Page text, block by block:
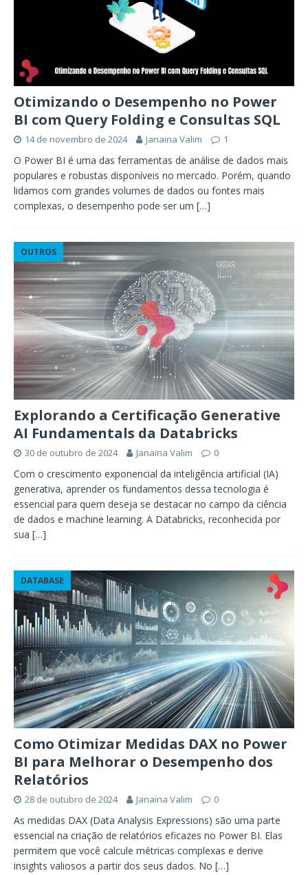
Otimizando o Desempenho no Power
BI com Query Folding e Consultas SQL
14 de novembro de 2024 Janaina Valim 1
O Power BI é uma das ferramentas de análise de dados mais
populares e robustas disponíveis no mercado. Porém, quando
lidamos com grandes volumes de dados ou fontes mais
complexas, o desempenho pode ser um […]
OUTROS
Explorando a Certificação Generative
AI Fundamentals da Databricks
30 de outubro de 2024 Janaina Valim 0
Com o crescimento exponencial da inteligência artificial (IA)
generativa, aprender os fundamentos dessa tecnologia é
essencial para quem deseja se destacar no campo da ciência
de dados e machine learning. A Databricks, reconhecida por
sua […]
DATABASE
Como Otimizar Medidas DAX no Power
BI para Melhorar o Desempenho dos
Relatórios
28 de outubro de 2024 Janaina Valim 0
As medidas DAX (Data Analysis Expressions) são uma parte
essencial na criação de relatórios eficazes no Power BI. Elas
permitem que você calcule métricas complexas e derive
insights valiosos a partir dos seus dados. No […]